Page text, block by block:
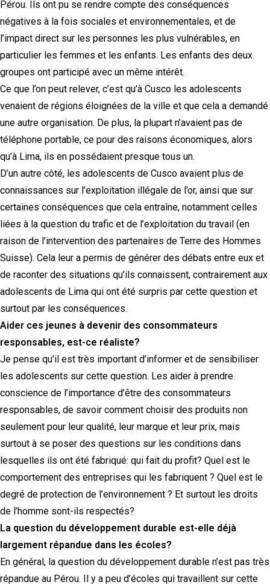
Pérou. Ils ont pu se rendre compte des conséquences
négatives à la fois sociales et environnementales, et de
l’impact direct sur les personnes les plus vulnérables, en
particulier les femmes et les enfants. Les enfants des deux
groupes ont participé avec un même intérêt.
Ce que l’on peut relever, c’est qu’à Cusco les adolescents
venaient de régions éloignées de la ville et que cela a demandé
une autre organisation. De plus, la plupart n’avaient pas de
téléphone portable, ce pour des raisons économiques, alors
qu’à Lima, ils en possédaient presque tous un.
D’un autre côté, les adolescents de Cusco avaient plus de
connaissances sur l’exploitation illégale de l’or, ainsi que sur
certaines conséquences que cela entraîne, notamment celles
liées à la question du trafic et de l’exploitation du travail (en
raison de l’intervention des partenaires de Terre des Hommes
Suisse). Cela leur a permis de générer des débats entre eux et
de raconter des situations qu’ils connaissent, contrairement aux
adolescents de Lima qui ont été surpris par cette question et
surtout par les conséquences.
Aider ces jeunes à devenir des consommateurs
responsables, est-ce réaliste?
Je pense qu’il est très important d’informer et de sensibiliser
les adolescents sur cette question. Les aider à prendre
conscience de l’importance d’être des consommateurs
responsables, de savoir comment choisir des produits non
seulement pour leur qualité, leur marque et leur prix, mais
surtout à se poser des questions sur les conditions dans
lesquelles ils ont été fabriqué: qui fait du profit? Quel est le
comportement des entreprises qui les fabriquent ? Quel est le
degré de protection de l’environnement ? Et surtout les droits
de l’homme sont-ils respectés?
La question du développement durable est-elle déjà
largement répandue dans les écoles?
En général, la question du développement durable n’est pas très
répandue au Pérou. Il y a peu d’écoles qui travaillent sur cette